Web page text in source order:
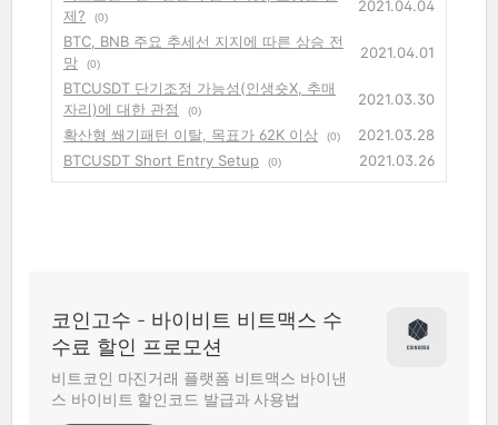
제?
(0)
2021.04.04
BTC, BNB 주요 추세선 지지에 따른 상승 전
망
(0)
2021.04.01
BTCUSDT 단기조정 가능성(인생숏X, 추매
자리)에 대한 관점
(0)
2021.03.30
확산형 쐐기패턴 이탈, 목표가 62K 이상
(0)
2021.03.28
BTCUSDT Short Entry Setup
(0) 2021.03.26
코인고수 - 바이비트 비트맥스 수
수료 할인 프로모션
비트코인 마진거래 플랫폼 비트맥스 바이낸
스 바이비트 할인코드 발급과 사용법